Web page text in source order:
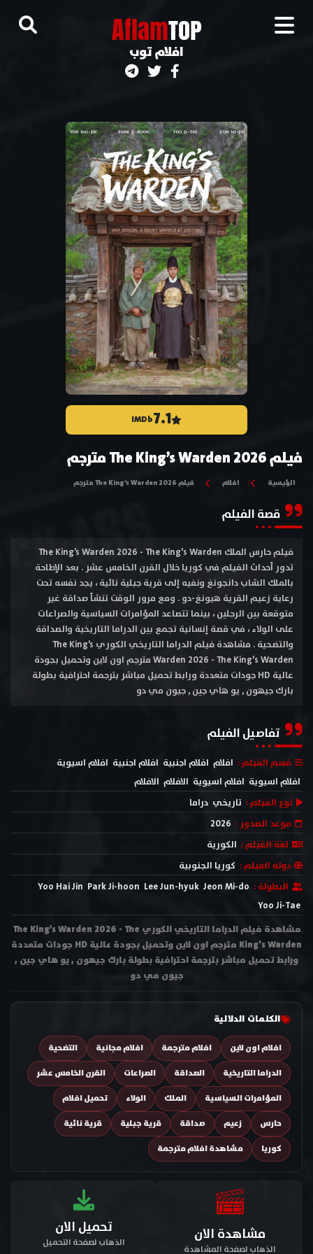
AflamTOP
افلام توب
7.1
IMDb
فيلم The King’s Warden 2026 مترجم
الرئيسية افلام فيلم The King’s Warden 2026 مترجم
قصة الفيلم
فيلم حارس الملك The King’s Warden 2026 - The King's Warden
تدور أحداث الفيلم في كوريا خلال القرن الخامس عشر . بعد الإطاحة
بالملك الشاب دانجونغ ونفيه إلى قرية جبلية نائية ، يجد نفسه تحت
رعاية زعيم القرية هيونغ-دو . ومع مرور الوقت تنشأ صداقة غير
متوقعة بين الرجلين ، بينما تتصاعد المؤامرات السياسية والصراعات
على الولاء ، في قصة إنسانية تجمع بين الدراما التاريخية والصداقة
والتضحية . مشاهدة فيلم الدراما التاريخي الكوري The King’s
Warden 2026 - The King's Warden مترجم اون لاين وتحميل بجودة
عالية HD جودات متعددة ورابط تحميل مباشر بترجمة احترافية بطولة
بارك جيهون , يو هاي جين , جيون مي دو
تفاصيل الفيلم
قسم الفيلم : افلام افلام اجنبية افلام اجنبية افلام اسيوية
افلام اسيوية افلام اسيوية الافلام الافلام
نوع الفيلم : تاريخي دراما
موعد الصدور : 2026
لغة الفيلم : الكورية
دولة الفيلم : كوريا الجنوبية
البطولة : Jeon Mi-do
Lee Jun-hyuk
Park Ji-hoon
Yoo Hai Jin
Yoo Ji-Tae
مشاهدة فيلم الدراما التاريخي الكوري The King’s Warden 2026 - The
King's Warden مترجم اون لاين وتحميل بجودة عالية HD جودات متعددة
ورابط تحميل مباشر بترجمة احترافية بطولة بارك جيهون , يو هاي جين ,
جيون مي دو
الكلمات الدلالية
افلام اون لاين افلام مترجمة افلام مجانية
التضحية
الدراما التاريخية
الصداقة الصراعات
القرن الخامس عشر
المؤامرات السياسية
الملك الولاء
تحميل افلام
حارس
زعيم صداقة قرية جبلية
قرية نائية
كوريا
مشاهدة افلام مترجمة
مشاهدة الان
الذهاب لصفحة المشاهدة
تحميل الان
الذهاب لصفحة التحميل